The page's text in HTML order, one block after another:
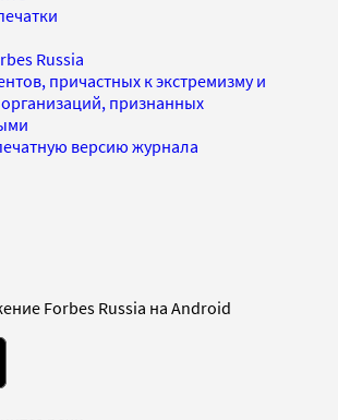
Russia
причастных к экстремизму и
признанных
версию журнала
Forbes Russia на Android